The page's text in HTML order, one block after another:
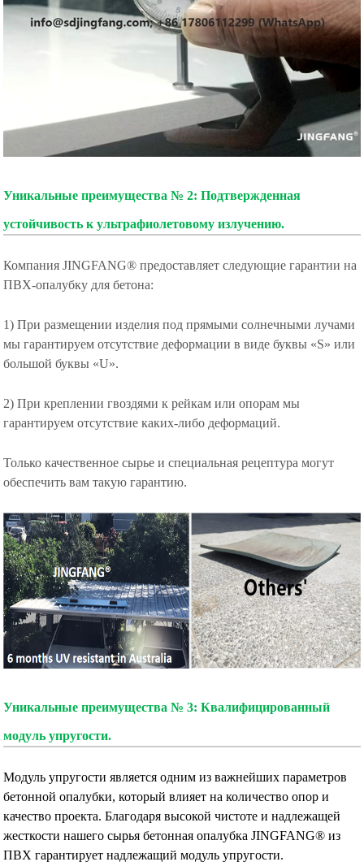
Уникальные преимущества № 2: Подтвержденная
устойчивость к ультрафиолетовому излучению.
Компания JINGFANG® предоставляет следующие гарантии на
ПВХ-опалубку для бетона:
1) При размещении изделия под прямыми солнечными лучами
мы гарантируем отсутствие деформации в виде буквы «S» или
большой буквы «U».
2) При креплении гвоздями к рейкам или опорам мы
гарантируем отсутствие каких-либо деформаций.
Только качественное сырье и специальная рецептура могут
обеспечить вам такую гарантию.
Уникальные преимущества № 3: Квалифицированный
модуль упругости.
Модуль упругости является одним из важнейших параметров
бетонной опалубки, который влияет на количество опор и
качество проекта. Благодаря высокой чистоте и надлежащей
жесткости нашего сырья бетонная опалубка JINGFANG® из
ПВХ гарантирует надлежащий модуль упругости.